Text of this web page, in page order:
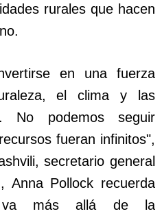
rurales que hacen
en una fuerza
el clima y las
No podemos seguir
fueran infinitos",
secretario general
Pollock recuerda
va más allá de la